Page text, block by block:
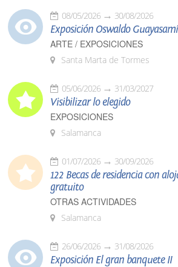
08/05/2026 30/08/2026
Exposición Oswaldo
ARTE / EXPOSICIONES
Santa Marta de Tormes
05/06/2026 31/03/2027
Visibilizar lo elegido
EXPOSICIONES
Salamanca
01/07/2026 30/09/2026
122 Becas de residencia con
gratuito
OTRAS ACTIVIDADES
Salamanca
26/06/2026 31/08/2026
Exposición El gran banquete II